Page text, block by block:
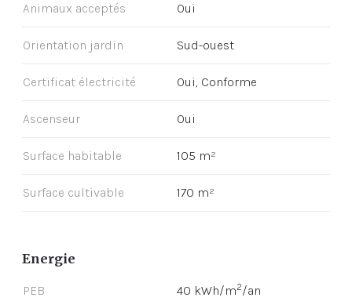
Animaux acceptés Oui
Orientation jardin Sud-ouest
Certificat électricité Oui, Conforme
Ascenseur Oui
Surface habitable 105 m²
Surface cultivable 170 m²
Energie
PEB 40 kWh/m2/an